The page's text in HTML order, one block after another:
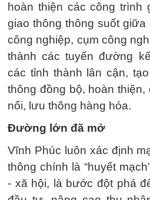
hoàn thiện các công trình
giao thông thông suốt
công nghiệp, cụm công
thành các tuyến đường
các tỉnh thành lân cận,
thông đồng bộ, hoàn
nối, lưu thông hàng hóa.
Đường lớn đã mở
Vĩnh Phúc luôn xác định
thông chính là “huyết
- xã hội, là bước đột phá